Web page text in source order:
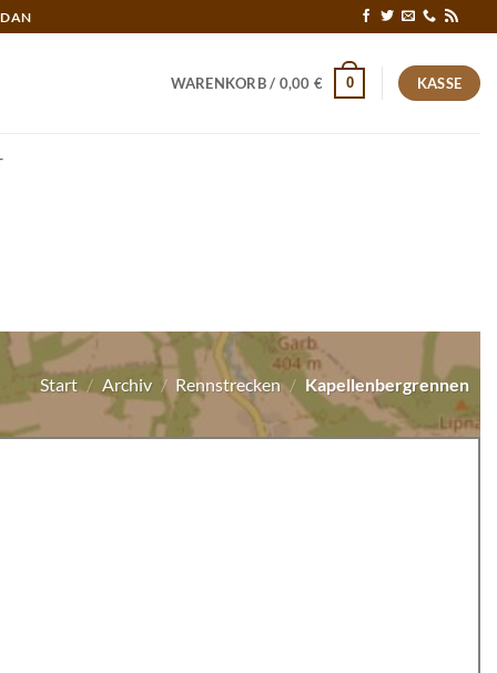
WARENKORB / 0,00 € 0 KASSE
Start / Archiv / Rennstrecken / Kapellenbergrennen